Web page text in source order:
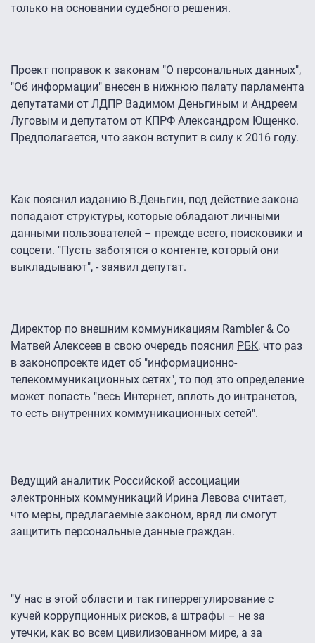
только на основании судебного решения.
Проект поправок к законам "О персональных данных",
"Об информации" внесен в нижнюю палату парламента
депутатами от ЛДПР Вадимом Деньгиным и Андреем
Луговым и депутатом от КПРФ Александром Ющенко.
Предполагается, что закон вступит в силу к 2016 году.
Как пояснил изданию В.Деньгин, под действие закона
попадают структуры, которые обладают личными
данными пользователей – прежде всего, поисковики и
соцсети. "Пусть заботятся о контенте, который они
выкладывают", - заявил депутат.
Директор по внешним коммуникациям Rambler & Co
Матвей Алексеев в свою очередь пояснил РБК, что раз
в законопроекте идет об "информационно-
телекоммуникационных сетях", то под это определение
может попасть "весь Интернет, вплоть до интранетов,
то есть внутренних коммуникационных сетей".
Ведущий аналитик Российской ассоциации
электронных коммуникаций Ирина Левова считает,
что меры, предлагаемые законом, вряд ли смогут
защитить персональные данные граждан.
"У нас в этой области и так гиперрегулирование с
кучей коррупционных рисков, а штрафы – не за
утечки, как во всем цивилизованном мире, а за